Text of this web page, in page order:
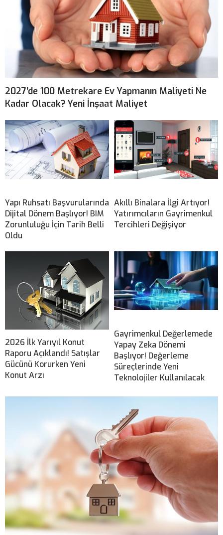
2027’de 100 Metrekare Ev Yapmanın Maliyeti Ne
Kadar Olacak? Yeni İnşaat Maliyet
Yapı Ruhsatı Başvurularında
Dijital Dönem Başlıyor! BIM
Zorunluluğu İçin Tarih Belli
Oldu
Akıllı Binalara İlgi Artıyor!
Yatırımcıların Gayrimenkul
Tercihleri Değişiyor
2026 İlk Yarıyıl Konut
Raporu Açıklandı! Satışlar
Gücünü Korurken Yeni
Konut Arzı
Gayrimenkul Değerlemede
Yapay Zeka Dönemi
Başlıyor! Değerleme
Süreçlerinde Yeni
Teknolojiler Kullanılacak